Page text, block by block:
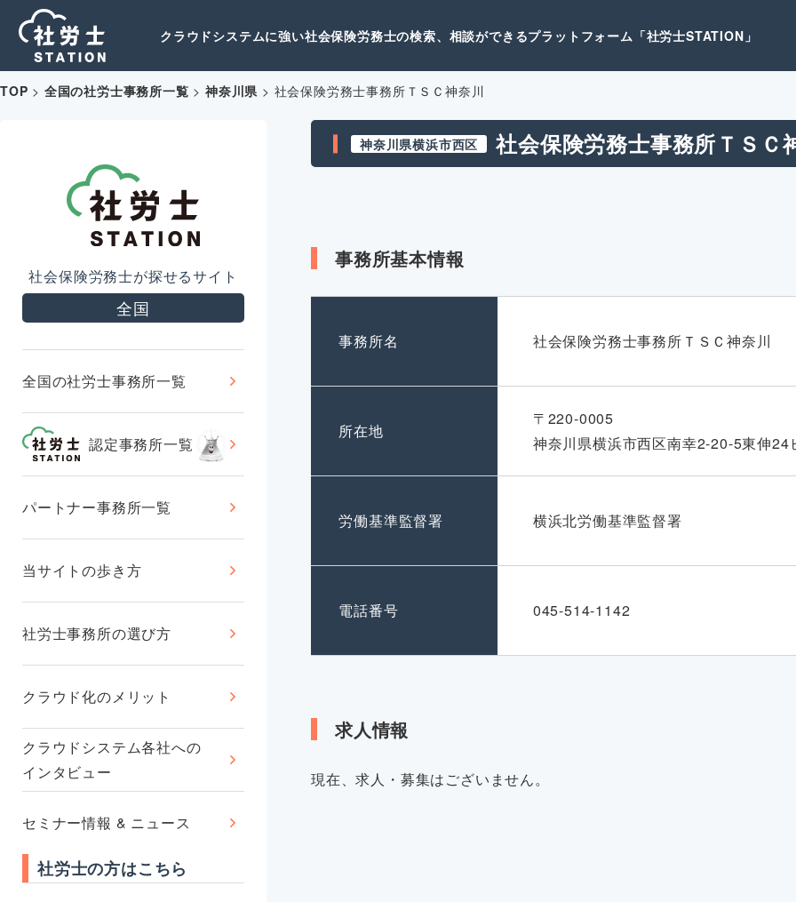
クラウドシステムに強い社会保険労務士の検索、相談ができるプラットフォーム「社労士STATION」
TOP > 全国の社労士事務所一覧 >神奈川県 > 社会保険労務士事務所ＴＳＣ神奈川
社会保険労務士が探せるサイト
全国
全国の社労士事務所一覧
認定事務所一覧
パートナー事務所一覧
当サイトの歩き方
社労士事務所の選び方
クラウド化のメリット
クラウドシステム各社への
インタビュー
セミナー情報 & ニュース
社労士の方はこちら
神奈川県横浜市西区 社会保険労務士事務所ＴＳＣ
事務所基本情報
事務所名 社会保険労務士事務所ＴＳＣ神奈川
所在地
〒220-0005
神奈川県横浜市西区南幸2-20-5東伸24
労働基準監督署 横浜北労働基準監督署
電話番号 045-514-1142
求人情報
現在、求人・募集はございません。